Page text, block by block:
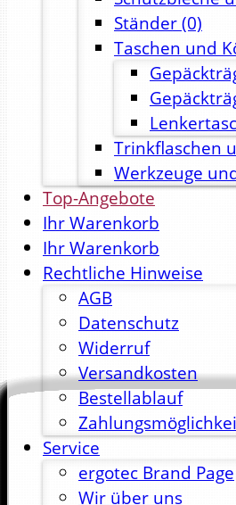
Ständer(0)
Taschen und
Trinkflaschen
Werkzeuge
Top-Angebote
Ihr Warenkorb
Ihr Warenkorb
Rechtliche Hinweise
AGB
Datenschutz
Widerruf
Versandkosten
Bestellablauf
Service
ergotec Brand Page
Wir über uns